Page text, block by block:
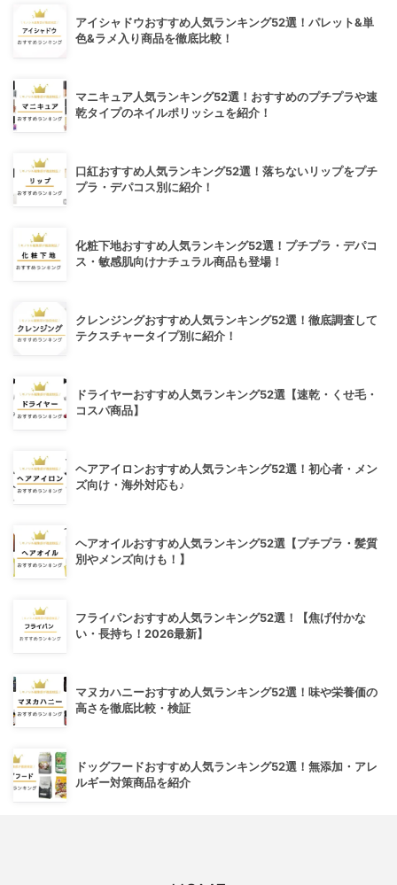
アイシャドウおすすめ人気ランキング52選！パレット&単
色&ラメ入り商品を徹底比較！
マニキュア人気ランキング52選！おすすめのプチプラや速
乾タイプのネイルポリッシュを紹介！
口紅おすすめ人気ランキング52選！落ちないリップをプチ
プラ・デパコス別に紹介！
化粧下地おすすめ人気ランキング52選！プチプラ・デパコ
ス・敏感肌向けナチュラル商品も登場！
クレンジングおすすめ人気ランキング52選！徹底調査して
テクスチャータイプ別に紹介！
ドライヤーおすすめ人気ランキング52選【速乾・くせ毛・
コスパ商品】
ヘアアイロンおすすめ人気ランキング52選！初心者・メン
ズ向け・海外対応も♪
ヘアオイルおすすめ人気ランキング52選【プチプラ・髪質
別やメンズ向けも！】
フライパンおすすめ人気ランキング52選！【焦げ付かな
い・長持ち！2026最新】
マヌカハニーおすすめ人気ランキング52選！味や栄養価の
高さを徹底比較・検証
ドッグフードおすすめ人気ランキング52選！無添加・アレ
ルギー対策商品を紹介